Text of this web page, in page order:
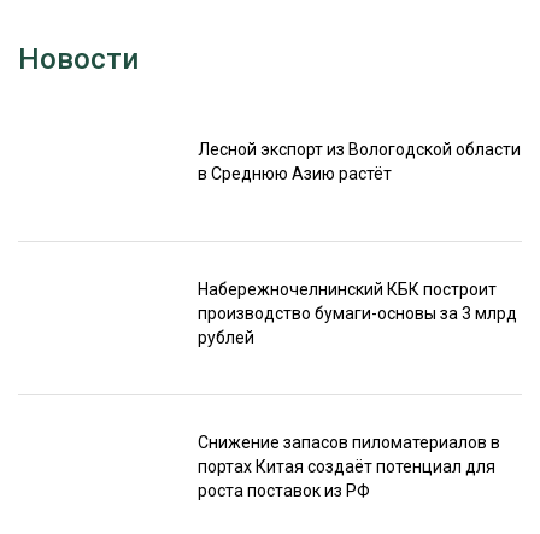
Новости
Лесной экспорт из Вологодской области
в Среднюю Азию растёт
Набережночелнинский КБК построит
производство бумаги-основы за 3 млрд
рублей
Снижение запасов пиломатериалов в
портах Китая создаёт потенциал для
роста поставок из РФ